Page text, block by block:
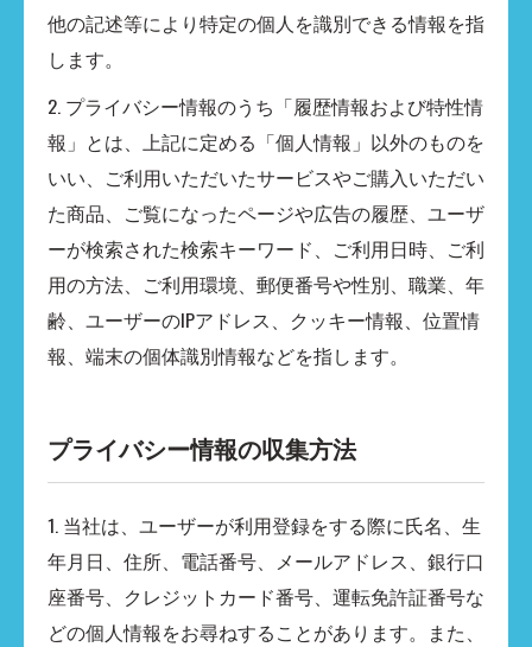
他の記述等により特定の個人を識別できる情報を指
します。
2. プライバシー情報のうち「履歴情報および特性情
報」とは、上記に定める「個人情報」以外のものを
いい、ご利用いただいたサービスやご購入いただい
た商品、ご覧になったページや広告の履歴、ユーザ
ーが検索された検索キーワード、ご利用日時、ご利
用の方法、ご利用環境、郵便番号や性別、職業、年
齢、ユーザーのIPアドレス、クッキー情報、位置情
報、端末の個体識別情報などを指します。
プライバシー情報の収集方法
1. 当社は、ユーザーが利用登録をする際に氏名、生
年月日、住所、電話番号、メールアドレス、銀行口
座番号、クレジットカード番号、運転免許証番号な
どの個人情報をお尋ねすることがあります。また、